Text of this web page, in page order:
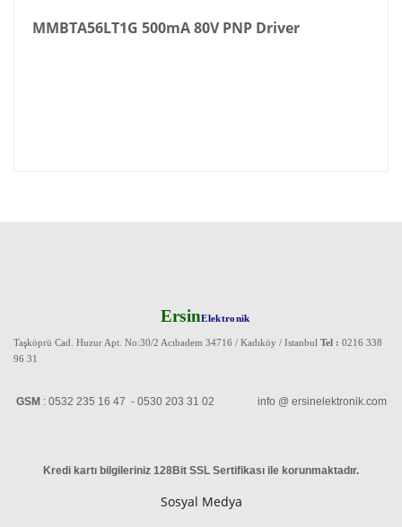
MMBTA56LT1G 500mA 80V PNP Driver
ErsinElektronik
Taşköprü Cad. Huzur Apt. No:30/2 Acıbadem 34716 / Kadıköy / Istanbul Tel : 0216 338
96 31
GSM : 0532 235 16 47 - 0530 203 31 02 info @ ersinelektronik.com
Kredi kartı bilgileriniz 128Bit SSL Sertifikası ile korunmaktadır.
Sosyal Medya